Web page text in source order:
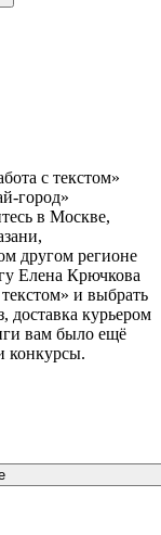
с текстом»
город»
в Москве,
другом регионе
Елена Крючкова
и выбрать
доставка курьером
вам было ещё
конкурсы.